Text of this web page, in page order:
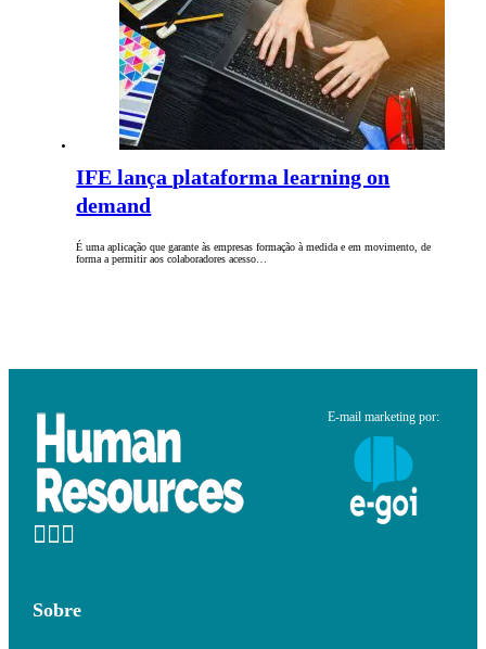
IFE lança plataforma learning on
demand
É uma aplicação que garante às empresas formação à medida e em movimento, de
forma a permitir aos colaboradores acesso…
E-mail marketing por:
Sobre